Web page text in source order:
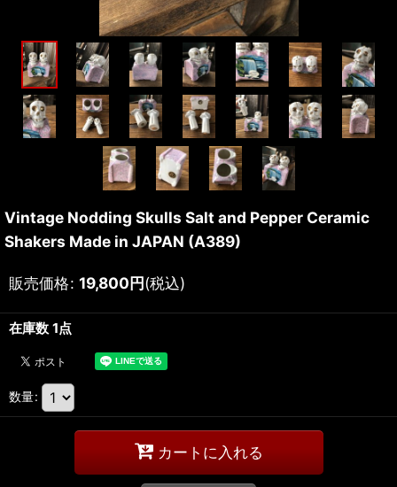
Vintage Nodding Skulls Salt and Pepper Ceramic
Shakers Made in JAPAN (A389)
販売価格: 19,800円(税込)
在庫数 1点
数量:
カートに入れる